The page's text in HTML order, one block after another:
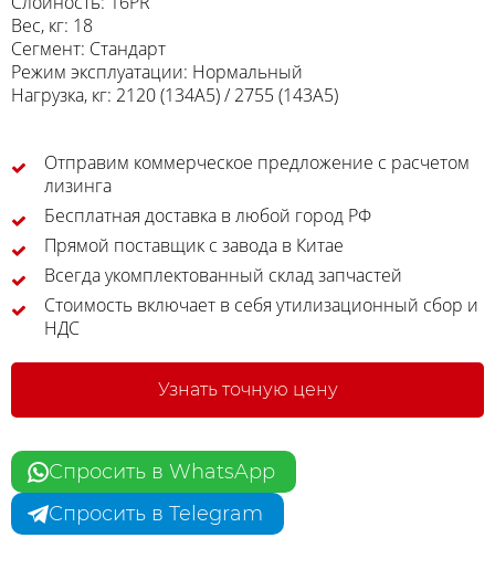
Вес, кг: 18
Сегмент: Стандарт
Режим эксплуатации: Нормальный
Нагрузка, кг: 2120 (134A5) / 2755 (143A5)
Отправим коммерческое предложение с расчетом
лизинга
Бесплатная доставка в любой город РФ
Прямой поставщик с завода в Китае
Всегда укомплектованный склад запчастей
Стоимость включает в себя утилизационный сбор и
НДС
Узнать точную цену
Спросить в WhatsApp
Спросить в Telegram